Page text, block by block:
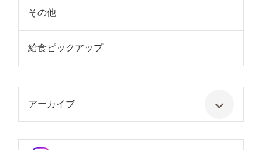
その他
給食ピックアップ
アーカイブ